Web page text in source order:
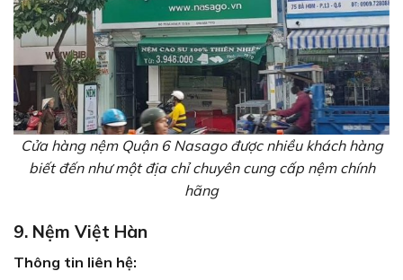
Cửa hàng nệm Quận 6 Nasago được nhiều khách hàng
biết đến như một địa chỉ chuyên cung cấp nệm chính
hãng
9. Nệm Việt Hàn
Thông tin liên hệ: